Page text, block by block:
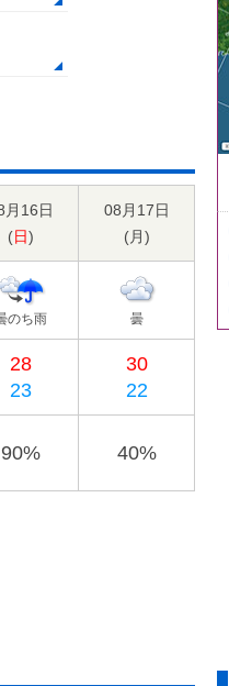
月16日
(日)
08月17日
(月)
のち雨 曇
28
23
30
22
90% 40%